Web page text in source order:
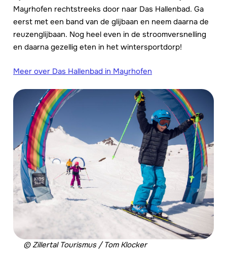
Mayrhofen rechtstreeks door naar Das Hallenbad. Ga
eerst met een band van de glijbaan en neem daarna de
reuzenglijbaan. Nog heel even in de stroomversnelling
en daarna gezellig eten in het wintersportdorp!
Meer over Das Hallenbad in Mayrhofen
© Zillertal Tourismus / Tom Klocker